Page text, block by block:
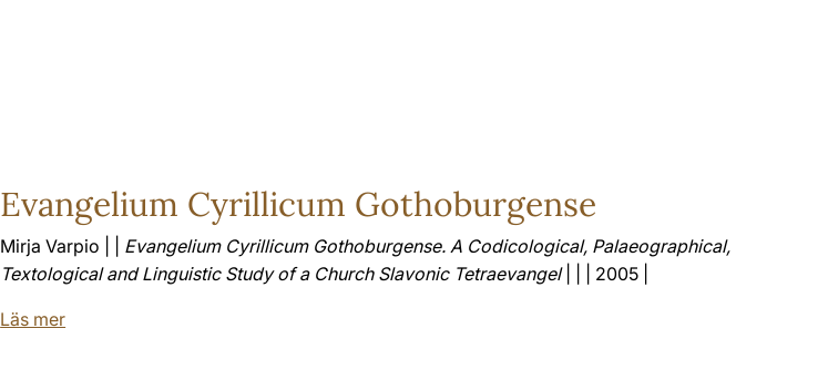
Evangelium Cyrillicum Gothoburgense
Mirja Varpio | | Evangelium Cyrillicum Gothoburgense. A Codicological, Palaeographical,
Textological and Linguistic Study of a Church Slavonic Tetraevangel| | | 2005 |
Läs mer